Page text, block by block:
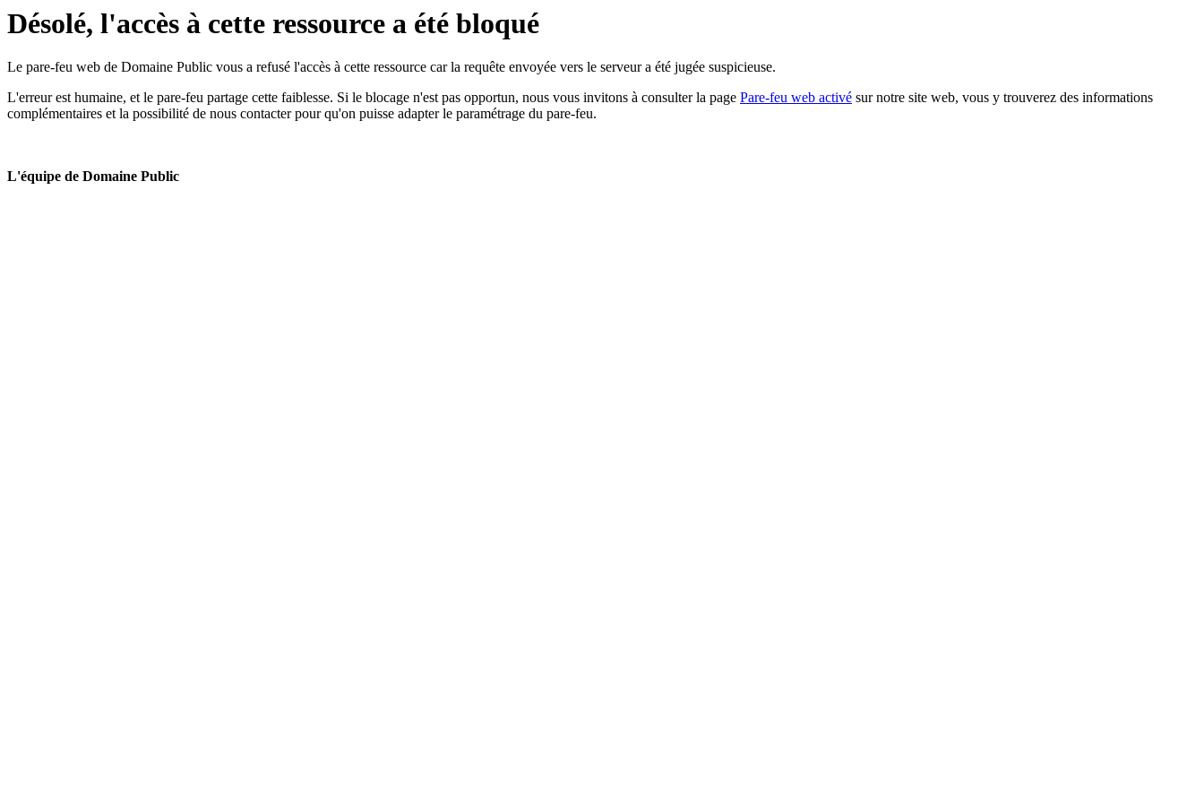
Désolé, l'accès à cette ressource a été bloqué
Le pare-feu web de Domaine Public vous a refusé l'accès à cette ressource car la requête envoyée vers le serveur a été jugée suspicieuse.
L'erreur est humaine, et le pare-feu partage cette faiblesse. Si le blocage n'est pas opportun, nous vous invitons à consulter la page Pare-feu web activé sur notre site web, vous y trouverez des informations
complémentaires et la possibilité de nous contacter pour qu'on puisse adapter le paramétrage du pare-feu.
L'équipe de Domaine Public